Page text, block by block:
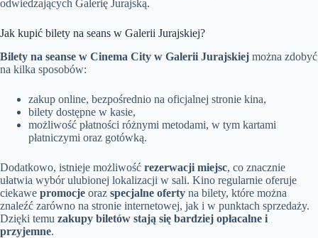
odwiedzających Galerię Jurajską.
Jak kupić bilety na seans w Galerii Jurajskiej?
Bilety na seanse w Cinema City w Galerii Jurajskiej można zdobyć
na kilka sposobów:
zakup online, bezpośrednio na oficjalnej stronie kina,
bilety dostępne w kasie,
możliwość płatności różnymi metodami, w tym kartami
płatniczymi oraz gotówką.
Dodatkowo, istnieje możliwość rezerwacji miejsc, co znacznie
ułatwia wybór ulubionej lokalizacji w sali. Kino regularnie oferuje
ciekawe promocje oraz specjalne oferty na bilety, które można
znaleźć zarówno na stronie internetowej, jak i w punktach sprzedaży.
Dzięki temu zakupy biletów stają się bardziej opłacalne i
przyjemne.